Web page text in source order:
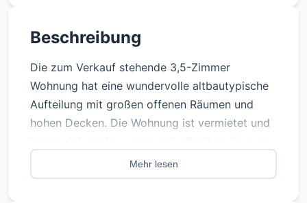
Beschreibung
Die zum Verkauf stehende 3,5-Zimmer
Wohnung hat eine wundervolle altbautypische
Aufteilung mit großen offenen Räumen und
hohen Decken. Die Wohnung ist vermietet und
einem beliebten Wohnbezirk mit stark
steigenden Immobilienpreisen.
Mehr lesen